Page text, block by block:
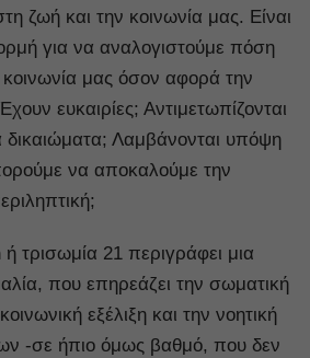
ζωή και την κοινωνία μας. Είναι
για να αναλογιστούμε πόση
κοινωνία μας όσον αφορά την
ευκαιρίες; Αντιμετωπίζονται
Λαμβάνονται υπόψη
να αποκαλούμε την
ή τρισωμία 21 περιγράφει μια
που επηρεάζει την σωματική
εξέλιξη και την νοητική
-σε ήπιο όμως βαθμό, που δεν